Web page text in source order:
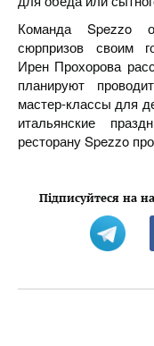
Команда Spezzo
сюрпризов своим
Ирен Прохорова
планируют
мастер-классы для
итальянские
ресторану Spezzo
Підписуйтеся на